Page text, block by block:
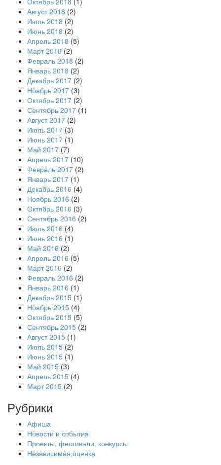
Август 2018 (2)
Июль 2018 (2)
Июнь 2018 (2)
Апрель 2018 (5)
Март 2018 (2)
Февраль 2018 (2)
Январь 2018 (2)
Декабрь 2017 (2)
Ноябрь 2017 (3)
Октябрь 2017 (2)
Сентябрь 2017 (1)
Август 2017 (2)
Июль 2017 (3)
Июнь 2017 (1)
Май 2017 (7)
Апрель 2017 (10)
Февраль 2017 (2)
Январь 2017 (1)
Декабрь 2016 (4)
Ноябрь 2016 (2)
Октябрь 2016 (3)
Сентябрь 2016 (2)
Июль 2016 (4)
Июнь 2016 (1)
Май 2016 (2)
Апрель 2016 (5)
Март 2016 (2)
Февраль 2016 (2)
Январь 2016 (1)
Декабрь 2015 (1)
Ноябрь 2015 (4)
Октябрь 2015 (5)
Сентябрь 2015 (2)
Август 2015 (1)
Июль 2015 (2)
Июнь 2015 (1)
Май 2015 (3)
Апрель 2015 (4)
Март 2015 (2)
Рубрики
Афиша
Новости и события
Проекты, фестивали, конкурсы
Независимая оценка